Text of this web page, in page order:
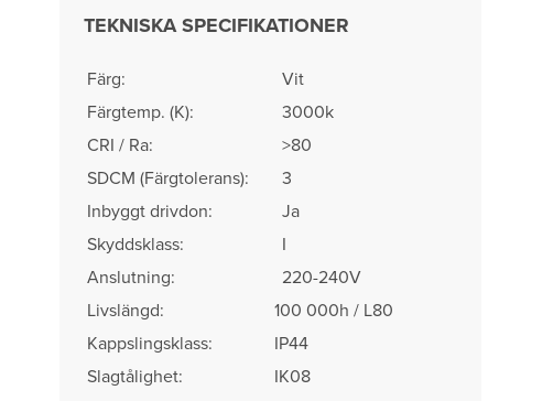
TEKNISKA SPECIFIKATIONER
Färg:
Vit
Färgtemp. (K):
3000k
CRI / Ra:
>80
SDCM (Färgtolerans)​:
3
Inbyggt drivdon:
Ja
Skyddsklass:
I
Anslutning:
220-240V
Livslängd:
100 000h / L80
Kappslingsklass:
IP44
Slagtålighet:
IK08